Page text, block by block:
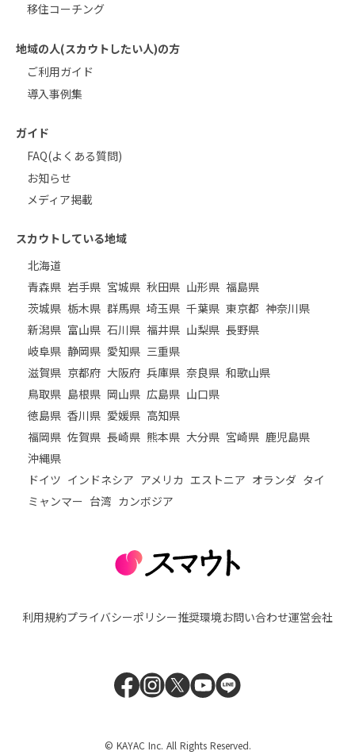
移住コーチング
地域の人(スカウトしたい人)の方
ご利用ガイド
導入事例集
ガイド
FAQ(よくある質問)
お知らせ
メディア掲載
スカウトしている地域
北海道
青森県 岩手県 宮城県 秋田県 山形県 福島県
茨城県 栃木県 群馬県 埼玉県 千葉県 東京都 神奈川県
新潟県 富山県 石川県 福井県 山梨県 長野県
岐阜県 静岡県 愛知県 三重県
滋賀県 京都府 大阪府 兵庫県 奈良県 和歌山県
鳥取県 島根県 岡山県 広島県 山口県
徳島県 香川県 愛媛県 高知県
福岡県 佐賀県 長崎県 熊本県 大分県 宮崎県 鹿児島県
沖縄県
ドイツ インドネシア アメリカ エストニア オランダ タイ
ミャンマー 台湾 カンボジア
利用規約プライバシーポリシー推奨環境お問い合わせ運営会社
© KAYAC Inc. All Rights Reserved.